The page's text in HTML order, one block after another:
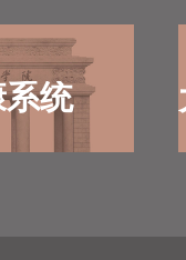
统